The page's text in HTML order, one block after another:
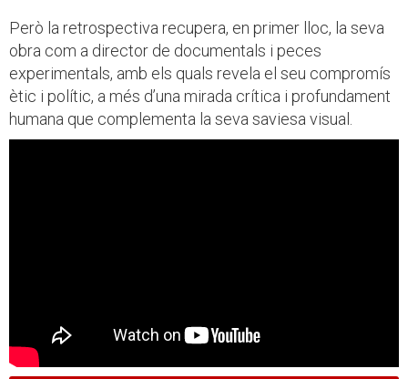
Però la retrospectiva recupera, en primer lloc, la seva
obra com a director de documentals i peces
experimentals, amb els quals revela el seu compromís
ètic i polític, a més d’una mirada crítica i profundament
humana que complementa la seva saviesa visual.